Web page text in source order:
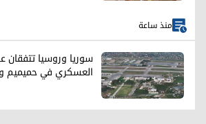
منذ ساعة
سوريا وروسيا تتفقان
العسكري في